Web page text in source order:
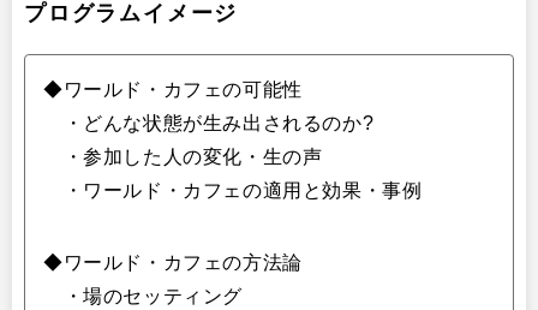
プログラムイメージ
◆ワールド・カフェの可能性
・どんな状態が生み出されるのか?
・参加した人の変化・生の声
・ワールド・カフェの適用と効果・事例
◆ワールド・カフェの方法論
・場のセッティング